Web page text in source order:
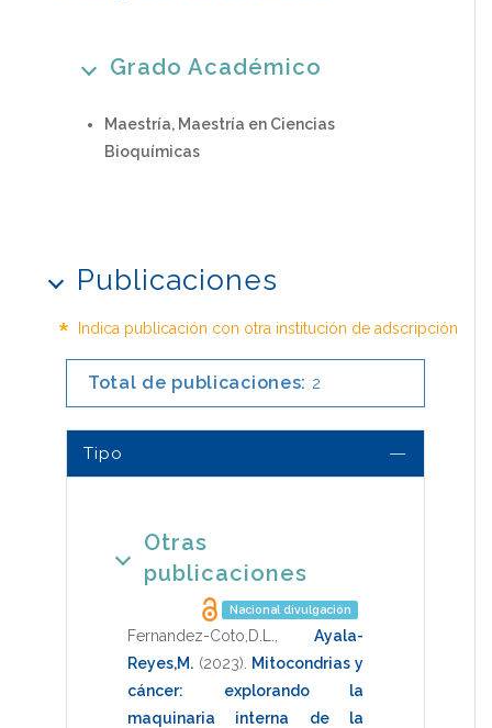
Grado Académico
Maestría, Maestría en Ciencias
Bioquímicas
Publicaciones
* Indica publicación con otra institución de adscripción
Total de publicaciones: 2
Tipo
Otras
publicaciones
Nacional divulgación
Fernandez-Coto,D.L.
Ayala-
Reyes,M. (2023)
Mitocondrias y
cáncer: explorando la
maquinaria interna de la